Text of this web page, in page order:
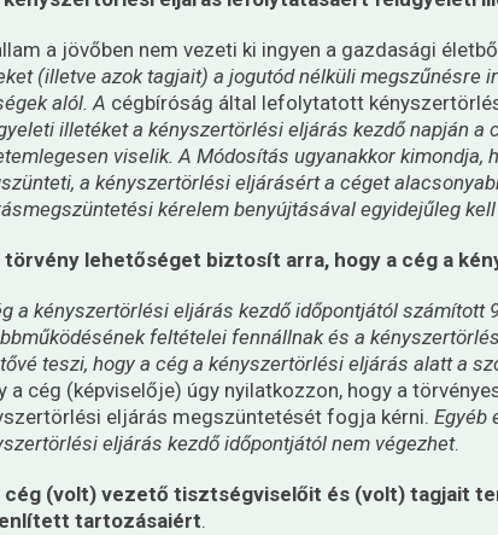
a jövőben nem vezeti ki ingyen a gazdasági
(illetve azok tagjait) a jogutód nélküli
alól. A cégbíróság által lefolytatott
illetéket a kényszertörlési eljárás kezdő napján
viselik. A Módosítás ugyanakkor
a kényszertörlési eljárásért a céget
kérelem benyújtásával egyidejűleg
törvény lehetőséget biztosít arra, hogy a cég a
a kényszertörlési eljárás kezdő időpontjától számított
feltételei fennállnak és a
teszi, hogy a cég a kényszertörlési eljárás alatt a
a cég (képviselője) úgy nyilatkozzon, hogy a
eljárás megszüntetését fogja kérni.Egyéb
eljárás kezdő időpontjától nem végezhet.
cég (volt) vezető tisztségviselőit és (volt) tagjait
tartozásaiért.